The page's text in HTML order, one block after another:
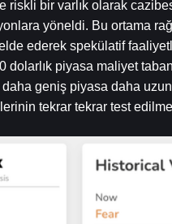
riskli bir varlık olarak
yöneldi. Bu ortama
ederek spekülatif
piyasa maliyet
geniş piyasa daha
tekrar tekrar test